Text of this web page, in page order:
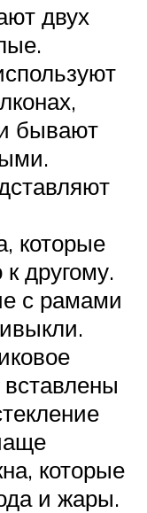
двух
бывают
которые
другому.
с рамами
которые
и жары.